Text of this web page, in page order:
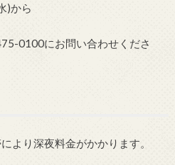
)から
0100にお問い合わせくださ
より深夜料金がかかります。